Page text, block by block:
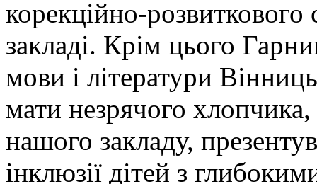
корекційно-
закладі. Крім цього
мови і літератури
мати незрячого
нашого закладу,
інклюзії дітей з